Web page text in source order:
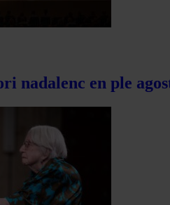
nadalenc en ple